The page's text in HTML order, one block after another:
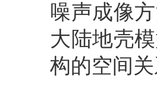
噪声成像
大陆地壳
构的空间